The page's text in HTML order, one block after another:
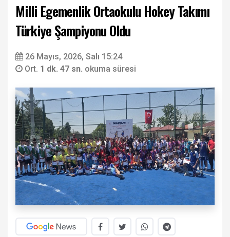
Milli Egemenlik Ortaokulu Hokey Takımı
Türkiye Şampiyonu Oldu
26 Mayıs, 2026, Salı 15:24
Ort. 1 dk. 47 sn. okuma süresi